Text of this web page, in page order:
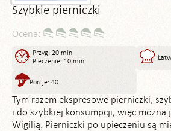
Szybkie pierniczki
Ocena:
Przyg: 20 min
Pieczenie: 10 min
Porcje: 40
Tym razem ekspresowe pierniczki,
i do szybkiej konsumpcji, więc można
Wigilią. Pierniczki po upieczeniu są